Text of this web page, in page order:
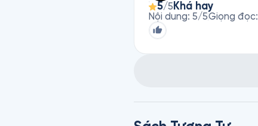
5/5 Khá hay
Nội dung: 5/5Giọng đọc: